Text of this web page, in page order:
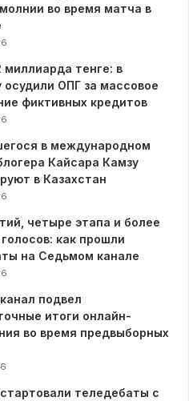
во время матча в
миллиарда тенге: в
осудили ОПГ за массовое
фиктивных кредитов
в международном
Кайсара Камзу
в Казахстан
четыре этапа и более
как прошли
на Седьмом канале
подвел
итоги онлайн-
во время предвыборных
теледебаты с